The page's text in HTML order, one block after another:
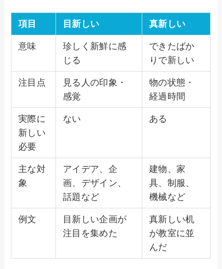
項目 目新しい 真新しい
意味
珍しく新鮮に感
じる
できたばか
りで新しい
注目点
見る人の印象・
感覚
物の状態・
経過時間
実際に
新しい
必要
ない ある
主な対
象
アイデア、企
画、デザイン、
話題など
建物、家
具、制服、
機械など
例文
目新しい企画が
注目を集めた
真新しい机
が教室に並
んだ